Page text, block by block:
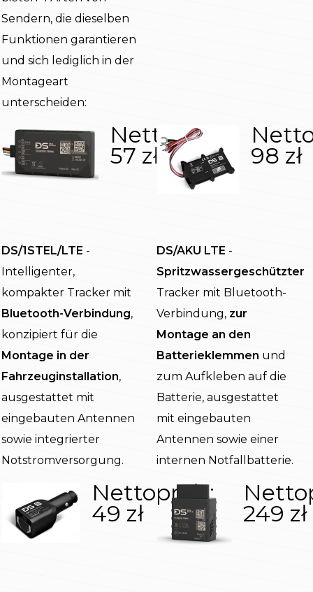
Sendern, die dieselben
Funktionen garantieren
und sich lediglich in der
Montageart
unterscheiden:
Nettopreis:
57 zł
DS/1STEL/LTE -
Intelligenter,
kompakter Tracker mit
Bluetooth-Verbindung,
konzipiert für die
Montage in der
Fahrzeuginstallation,
ausgestattet mit
eingebauten Antennen
sowie integrierter
Notstromversorgung.
98 zł
DS/AKU LTE -
Spritzwassergeschützter
Tracker mit Bluetooth-
Verbindung, zur
Montage an den
Batterieklemmen und
zum Aufkleben auf die
Batterie, ausgestattet
mit eingebauten
Antennen sowie einer
internen Notfallbatterie.
Nettopreis:
49 zł 249 zł